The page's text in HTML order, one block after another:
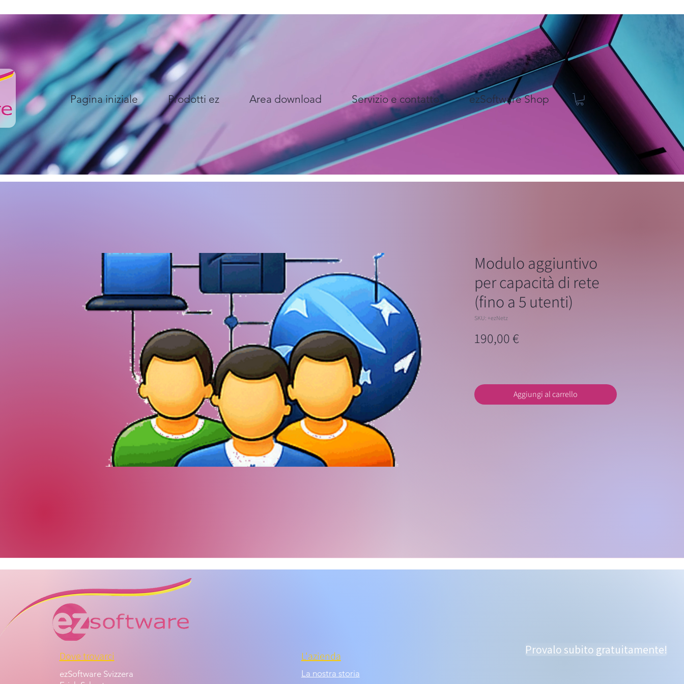
Pagina iniziale Prodotti ez Area download Servizio e contatto ezSoftware Shop
Modulo aggiuntivo
per capacità di rete
(fino a 5 utenti)
SKU: +ezNetz
190,00 €
Aggiungi al carrello
Dove trovarci
ezSoftware Svizzera
L'azienda
La nostra storia
Provalo subito gratuitamente!